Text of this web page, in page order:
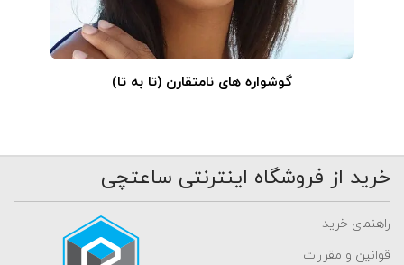
گوشواره های نامتقارن (تا به تا)
خرید از فروشگاه اینترنتی ساعتچی
راهنمای خرید
قوانین و مقررات